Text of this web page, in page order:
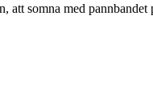
somna med